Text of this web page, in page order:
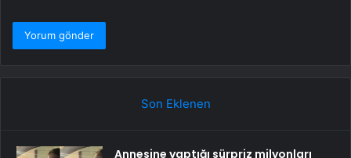
Son Eklenen
Annesine yaptığı sürpriz milyonları